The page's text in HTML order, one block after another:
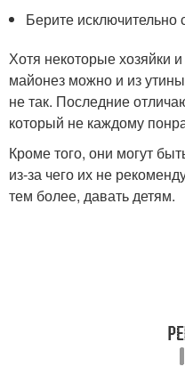
Берите
Хотя некоторые хозяйки
майонез можно и из
не так. Последние
который не каждому
Кроме того, они могут
из-за чего их не
тем более, давать детям.